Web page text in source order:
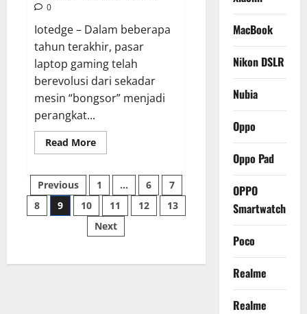
0
Iotedge – Dalam beberapa
tahun terakhir, pasar
laptop gaming telah
berevolusi dari sekadar
mesin “bongsor” menjadi
perangkat...
Read MoreRead
more
HP
OMEN
MAX
Laptop
Gaming
Monster
Maksimal
Posts
pagination
Previous 1 … 6
7
8
9 10 11 12
13
Next
MacBook
Nikon DSLR
Nubia
Oppo
Oppo Pad
OPPO
Smartwatch
Poco
Realme
Realme